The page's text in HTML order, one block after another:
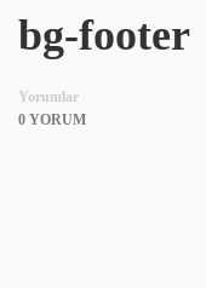
bg-footer
Yorumlar
0 YORUM